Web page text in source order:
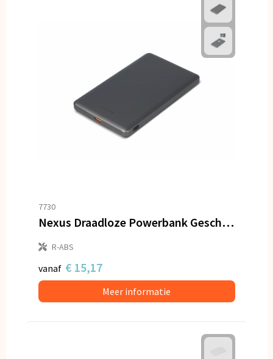
7730
Nexus Draadloze Powerbank Geschikt voor MagSafe R-ABS 5000 mAh
R-ABS
vanaf € 15,17
Meer informatie